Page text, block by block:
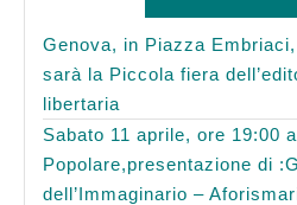
Genova, in Piazza
sarà la Piccola fiera
libertaria
Sabato 11 aprile, ore 19:00
Popolare,presentazione di
dell’Immaginario –